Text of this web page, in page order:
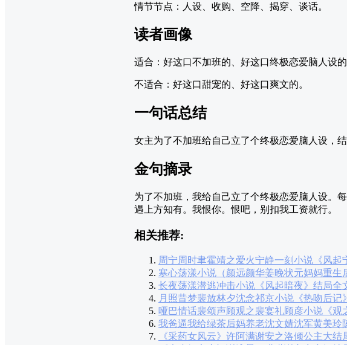
情节节点：人设、收购、空降、揭穿、谈话。
读者画像
适合：好这口不加班的、好这口终极恋爱脑人设的
不适合：好这口甜宠的、好这口爽文的。
一句话总结
女主为了不加班给自己立了个终极恋爱脑人设，结
金句摘录
为了不加班，我给自己立了个终极恋爱脑人设。
遇上方知有。我恨你。恨吧，别扣我工资就行。
相关推荐:
周宁周时聿霍靖之爱火宁静一刻小说《风起
寒心荡漾小说（颜远颜华姜晚状元妈妈重生
长夜荡漾潜逃冲击小说《风起暗夜》结局全
月照昔梦裴放林夕沈念祁京小说《热吻后记
哑巴情话裴颂声顾观之裴宴礼顾彦小说《观
我爸逼我给绿茶后妈养老沈文婧沈军黄美玲
《采药女风云》许阿满谢安之洛倾公主大